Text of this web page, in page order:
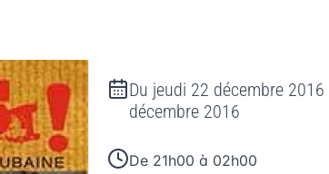
Du jeudi 22 décembre 2016
décembre 2016
De 21h00 à 02h00